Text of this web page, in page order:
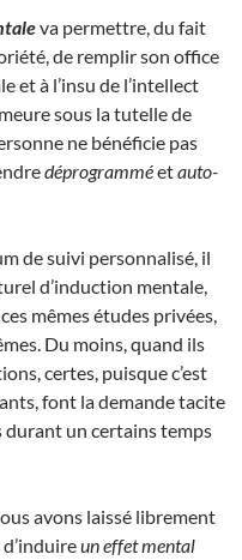
va permettre, du fait
de remplir son office
et à l’insu de l’intellect
sous la tutelle de
ne bénéficie pas
déprogramméetauto-
de suivi personnalisé, il
d’induction mentale,
mêmes études privées,
Du moins, quand ils
certes, puisque c’est
font la demande tacite
durant un certains temps
avons laissé librement
d’induireun effet mental